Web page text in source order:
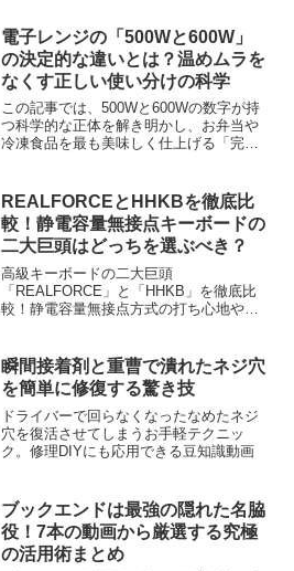
掲載しています。
電子レンジの「500Wと600W」
の決定的な違いとは？温めムラを
なくす正しい使い分けの科学
この記事では、500Wと600Wの数字が持
つ科学的な正体を解き明かし、お弁当や
冷凍食品を最も美味しく仕上げる「完全
ムラを根本から防ぐプロのレンジ技術ま
でを徹底的に解説します。
REALFORCEとHHKBを徹底比
較！静電容量無接点キーボードの
二大巨頭はどっちを選ぶべき？
高級キーボードの二大巨頭
「REALFORCE」と「HHKB」を徹底比
較！静電容量無接点方式の打ち心地やキ
派など、用途や好みに合わせた失敗しな
い選び方が分かります。
瞬間接着剤と重曹で潰れたネジ穴
を簡単に修復する驚き技
ドライバーで回らなくなったなめたネジ
穴を復活させてしまうお手軽テクニッ
ク。修理DIYにも応用できる豆知識動画
ブックエンドは最強の隠れた名脇
役！7本の動画から厳選する究極
の活用術まとめ